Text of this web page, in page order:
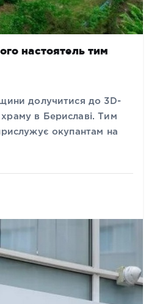
настоятель тим
долучитися до 3D-
в Бериславі. Тим
окупантам на